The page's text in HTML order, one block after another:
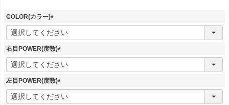
COLOR(カラー)
(
必
須
右目POWER(度数)
(
必
須
左目POWER(度数)
(
必